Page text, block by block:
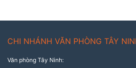
CHI NHÁNH VĂN PHÒNG TÂY
Văn phòng Tây Ninh: